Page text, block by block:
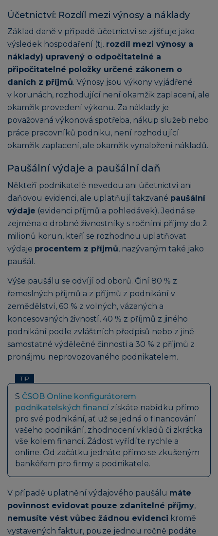
Účetnictví: Rozdíl mezi výnosy a náklady
Základ daně v případě účetnictví se zjišťuje jako
výsledek hospodaření (tj. rozdíl mezi výnosy a
náklady) upravený o odpočitatelné a
připočitatelné položky určené zákonem o
daních z příjmů. Výnosy jsou výkony vyjádřené
v korunách, rozhodující není okamžik zaplacení, ale
okamžik provedení výkonu. Za náklady je
považovaná výkonová spotřeba, nákup služeb nebo
práce pracovníků podniku, není rozhodující
okamžik zaplacení, ale okamžik vynaložení nákladů.
Paušální výdaje a paušální daň
Někteří podnikatelé nevedou ani účetnictví ani
daňovou evidenci, ale uplatňují takzvané paušální
výdaje (evidenci příjmů a pohledávek). Jedná se
zejména o drobné živnostníky s ročními příjmy do 2
milionů korun, kteří se rozhodnou uplatňovat
výdaje procentem z příjmů, nazývaným také jako
paušál.
Výše paušálu se odvíjí od oborů. Činí 80 % z
řemeslných příjmů a z příjmů z podnikání v
zemědělství, 60 % z volných, vázaných a
koncesovaných živností, 40 % z příjmů z jiného
podnikání podle zvláštních předpisů nebo z jiné
samostatné výdělečné činnosti a 30 % z příjmů z
pronájmu neprovozovaného podnikatelem.
TIP
S ČSOB Online konfigurátorem
podnikatelských financí získáte nabídku přímo
pro své podnikání, ať už se jedná o financování
vašeho podnikání, zhodnocení vkladů či zkrátka
vše kolem financí. Žádost vyřídíte rychle a
online. Od začátku jednáte přímo se zkušeným
bankéřem pro firmy a podnikatele.
V případě uplatnění výdajového paušálu máte
povinnost evidovat pouze zdanitelné příjmy,
nemusíte vést vůbec žádnou evidenci kromě
vystavených faktur, pouze jednou ročně podáte